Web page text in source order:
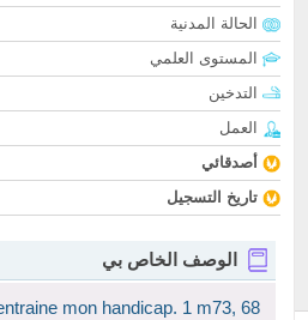
الحالة المدنية
المستوى العلمي
التدخين
العمل
أصدقائي
تاريخ التسجيل
الوصف الخاص بي
mon handicap. 1 m73, 68